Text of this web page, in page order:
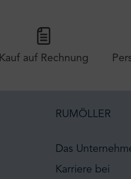
Kauf auf Rechnung
RUMÖLLER
Das
Karriere bei